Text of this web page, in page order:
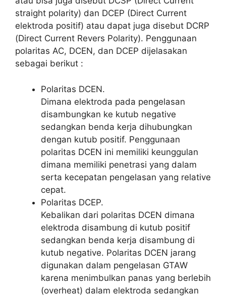
straight polarity) dan DCEP (Direct Current
elektroda positif) atau dapat juga disebut DCRP
(Direct Current Revers Polarity). Penggunaan
polaritas AC, DCEN, dan DCEP dijelasakan
sebagai berikut :
Polaritas DCEN.
Dimana elektroda pada pengelasan
disambungkan ke kutub negative
sedangkan benda kerja dihubungkan
dengan kutub positif. Penggunaan
polaritas DCEN ini memiliki keunggulan
dimana memiliki penetrasi yang dalam
serta kecepatan pengelasan yang relative
cepat.
Polaritas DCEP.
Kebalikan dari polaritas DCEN dimana
elektroda disambung di kutub positif
sedangkan benda kerja disambung di
kutub negative. Polaritas DCEN jarang
digunakan dalam pengelasan GTAW
karena menimbulkan panas yang berlebih
(overheat) dalam elektroda sedangkan